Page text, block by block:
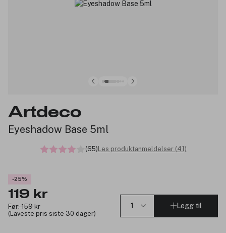
Artdeco
Eyeshadow Base 5ml
(65) Les produktanmeldelser (41)
-25%
119 kr
Før: 159 kr
(Laveste pris siste 30 dager)
Legg til